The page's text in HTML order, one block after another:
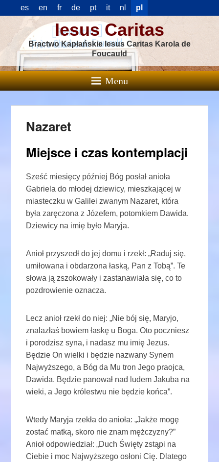
es en fr de pt it nl pl
Iesus Caritas
Bractwo Kapłańskie Iesus Caritas Karola de
Foucauld
Menu
Nazaret
Miejsce i czas kontemplacji
Sześć miesięcy później Bóg posłał anioła
Gabriela do młodej dziewicy, mieszkającej w
miasteczku w Galilei zwanym Nazaret, która
była zaręczona z Józefem, potomkiem Dawida.
Dziewicy na imię było Maryja.
Anioł przyszedł do jej domu i rzekł: „Raduj się,
umiłowana i obdarzona łaską, Pan z Tobą”. Te
słowa ją zszokowały i zastanawiała się, co to
pozdrowienie oznacza.
Lecz anioł rzekł do niej: „Nie bój się, Maryjo,
znalazłaś bowiem łaskę u Boga. Oto poczniesz
i porodzisz syna, i nadasz mu imię Jezus.
Będzie On wielki i będzie nazwany Synem
Najwyższego, a Bóg da Mu tron ​​Jego praojca,
Dawida. Będzie panował nad ludem Jakuba na
wieki, a Jego królestwu nie będzie końca”.
Wtedy Maryja rzekła do anioła: „Jakże mogę
zostać matką, skoro nie znam mężczyzny?”
Anioł odpowiedział: „Duch Święty zstąpi na
Ciebie i moc Najwyższego osłoni Cię. Dlatego